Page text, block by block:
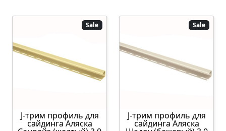
Sale
J-трим профиль для
сайдинга Аляска
Sale
J-трим профиль для
сайдинга Аляска